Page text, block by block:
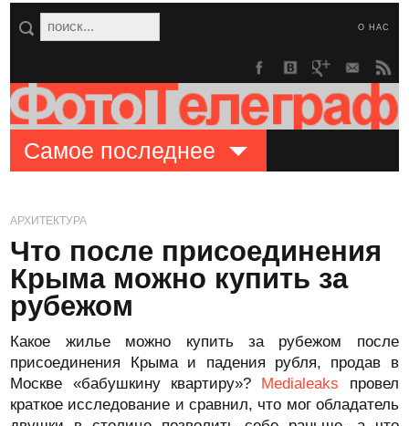
О НАС
Самое последнее
АРХИТЕКТУРА
Что после присоединения
Крыма можно купить за
рубежом
Какое жилье можно купить за рубежом после
присоединения Крыма и падения рубля, продав в
Москве «бабушкину квартиру»? Medialeaks провел
краткое исследование и сравнил, что мог обладатель